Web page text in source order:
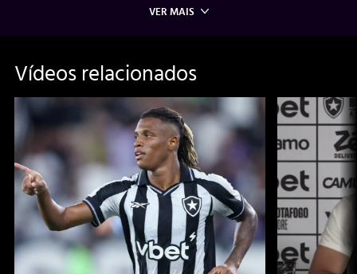
VER MAIS
Vídeos relacionados